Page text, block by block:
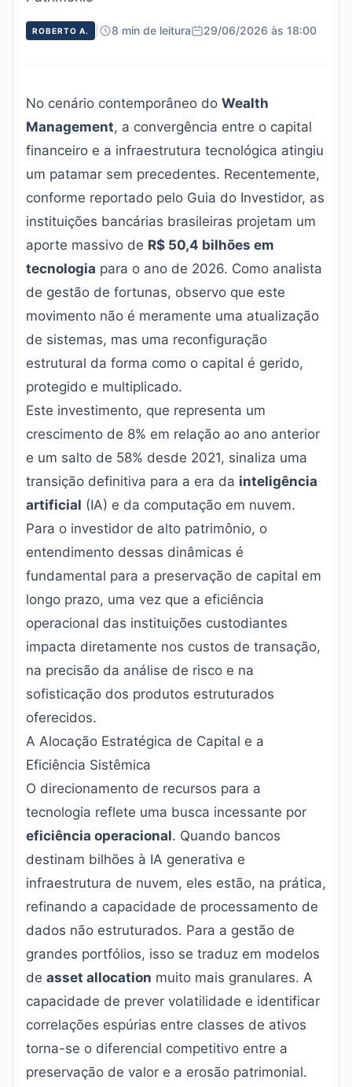
ROBERTO A. 8 min de leitura 29/06/2026 às 18:00
No cenário contemporâneo do Wealth
Management, a convergência entre o capital
financeiro e a infraestrutura tecnológica atingiu
um patamar sem precedentes. Recentemente,
conforme reportado pelo Guia do Investidor, as
instituições bancárias brasileiras projetam um
aporte massivo de R$ 50,4 bilhões em
tecnologia para o ano de 2026. Como analista
de gestão de fortunas, observo que este
movimento não é meramente uma atualização
de sistemas, mas uma reconfiguração
estrutural da forma como o capital é gerido,
protegido e multiplicado.
Este investimento, que representa um
crescimento de 8% em relação ao ano anterior
e um salto de 58% desde 2021, sinaliza uma
transição definitiva para a era da inteligência
artificial (IA) e da computação em nuvem.
Para o investidor de alto patrimônio, o
entendimento dessas dinâmicas é
fundamental para a preservação de capital em
longo prazo, uma vez que a eficiência
operacional das instituições custodiantes
impacta diretamente nos custos de transação,
na precisão da análise de risco e na
sofisticação dos produtos estruturados
oferecidos.
A Alocação Estratégica de Capital e a
Eficiência Sistêmica
O direcionamento de recursos para a
tecnologia reflete uma busca incessante por
eficiência operacional. Quando bancos
destinam bilhões à IA generativa e
infraestrutura de nuvem, eles estão, na prática,
refinando a capacidade de processamento de
dados não estruturados. Para a gestão de
grandes portfólios, isso se traduz em modelos
de asset allocation muito mais granulares. A
capacidade de prever volatilidade e identificar
correlações espúrias entre classes de ativos
torna-se o diferencial competitivo entre a
preservação de valor e a erosão patrimonial.